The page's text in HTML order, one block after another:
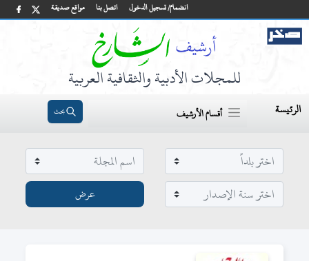
مواقع صديقة اتصل بنا انضمام/ تسجيل الدخول
للمجلات الأدبية والثقافية العربية
الرئيسة أقسام الأرشيف بحث